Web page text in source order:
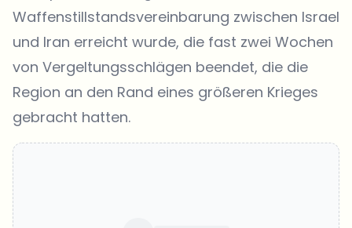
Waffenstillstandsvereinbarung zwischen Israel
und Iran erreicht wurde, die fast zwei Wochen
von Vergeltungsschlägen beendet, die die
Region an den Rand eines größeren Krieges
gebracht hatten.